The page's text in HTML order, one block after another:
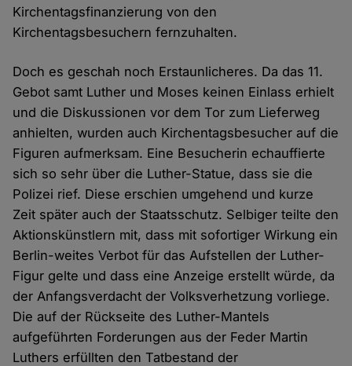
Kirchentagsfinanzierung von den
Kirchentagsbesuchern fernzuhalten.
Doch es geschah noch Erstaunlicheres. Da das 11.
Gebot samt Luther und Moses keinen Einlass erhielt
und die Diskussionen vor dem Tor zum Lieferweg
anhielten, wurden auch Kirchentagsbesucher auf die
Figuren aufmerksam. Eine Besucherin echauffierte
sich so sehr über die Luther-Statue, dass sie die
Polizei rief. Diese erschien umgehend und kurze
Zeit später auch der Staatsschutz. Selbiger teilte den
Aktionskünstlern mit, dass mit sofortiger Wirkung ein
Berlin-weites Verbot für das Aufstellen der Luther-
Figur gelte und dass eine Anzeige erstellt würde, da
der Anfangsverdacht der Volksverhetzung vorliege.
Die auf der Rückseite des Luther-Mantels
aufgeführten Forderungen aus der Feder Martin
Luthers erfüllten den Tatbestand der